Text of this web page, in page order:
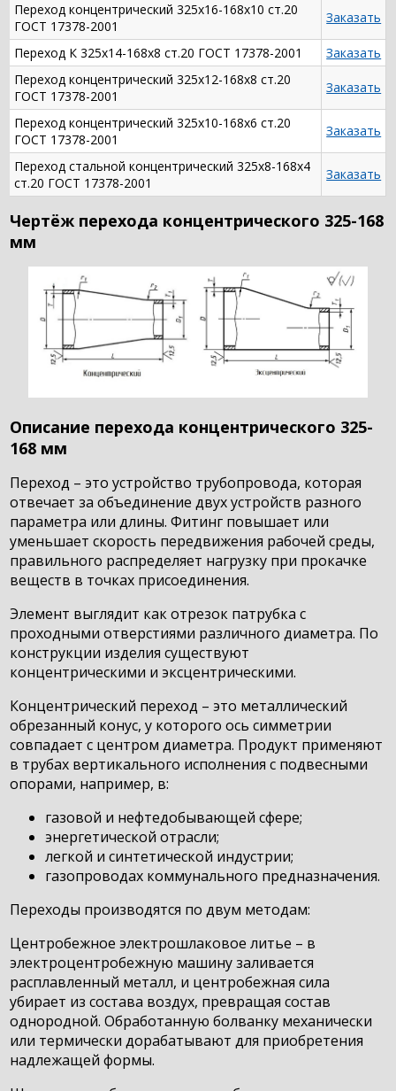
Переход концентрический 325х16-168х10 ст.20
ГОСТ 17378-2001
Заказать
Переход К 325х14-168х8 ст.20 ГОСТ 17378-2001
Заказать
Переход концентрический 325х12-168х8 ст.20
ГОСТ 17378-2001
Заказать
Переход концентрический 325х10-168х6 ст.20
ГОСТ 17378-2001
Заказать
Переход стальной концентрический 325х8-168х4
ст.20 ГОСТ 17378-2001
Заказать
Чертёж перехода концентрического 325-168
мм
Описание перехода концентрического 325-
168 мм
Переход – это устройство трубопровода, которая
отвечает за объединение двух устройств разного
параметра или длины. Фитинг повышает или
уменьшает скорость передвижения рабочей среды,
правильного распределяет нагрузку при прокачке
веществ в точках присоединения.
Элемент выглядит как отрезок патрубка с
проходными отверстиями различного диаметра. По
конструкции изделия существуют
концентрическими и эксцентрическими.
Концентрический переход – это металлический
обрезанный конус, у которого ось симметрии
совпадает с центром диаметра. Продукт применяют
в трубах вертикального исполнения с подвесными
опорами, например, в:
газовой и нефтедобывающей сфере;
энергетической отрасли;
легкой и синтетической индустрии;
газопроводах коммунального предназначения.
Переходы производятся по двум методам:
Центробежное электрошлаковое литье – в
электроцентробежную машину заливается
расплавленный металл, и центробежная сила
убирает из состава воздух, превращая состав
однородной. Обработанную болванку механически
или термически дорабатывают для приобретения
надлежащей формы.